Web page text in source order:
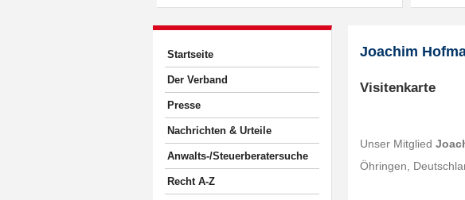
Startseite
Der Verband
Presse
Nachrichten & Urteile
Anwalts-/Steuerberatersuche
Recht A-Z
Joachim
Visitenkarte
Unser Mitglied
Öhringen,